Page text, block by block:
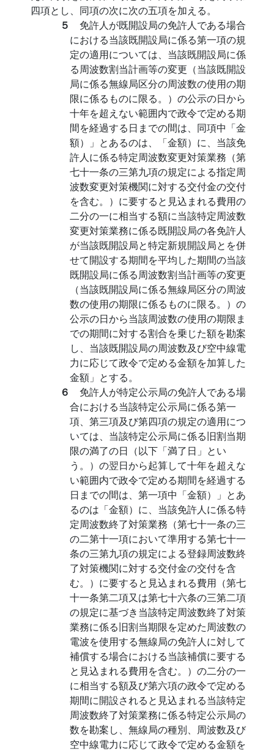
四項とし、同項の次に次の五項を加える。
５ 免許人が既開設局の免許人である場合
における当該既開設局に係る第一項の規
定の適用については、当該既開設局に係
る周波数割当計画等の変更（当該既開設
局に係る無線局区分の周波数の使用の期
限に係るものに限る。）の公示の日から
十年を超えない範囲内で政令で定める期
間を経過する日までの間は、同項中「金
額）」とあるのは、「金額）に、当該免
許人に係る特定周波数変更対策業務（第
七十一条の三第九項の規定による指定周
波数変更対策機関に対する交付金の交付
を含む。）に要すると見込まれる費用の
二分の一に相当する額に当該特定周波数
変更対策業務に係る既開設局の各免許人
が当該既開設局と特定新規開設局とを併
せて開設する期間を平均した期間の当該
既開設局に係る周波数割当計画等の変更
（当該既開設局に係る無線局区分の周波
数の使用の期限に係るものに限る。）の
公示の日から当該周波数の使用の期限ま
での期間に対する割合を乗じた額を勘案
し、当該既開設局の周波数及び空中線電
力に応じて政令で定める金額を加算した
金額」とする。
６ 免許人が特定公示局の免許人である場
合における当該特定公示局に係る第一
項、第三項及び第四項の規定の適用につ
いては、当該特定公示局に係る旧割当期
限の満了の日（以下「満了日」とい
う。）の翌日から起算して十年を超えな
い範囲内で政令で定める期間を経過する
日までの間は、第一項中「金額）」とあ
るのは「金額）に、当該免許人に係る特
定周波数終了対策業務（第七十一条の三
の二第十一項において準用する第七十一
条の三第九項の規定による登録周波数終
了対策機関に対する交付金の交付を含
む。）に要すると見込まれる費用（第七
十一条第二項又は第七十六条の三第二項
の規定に基づき当該特定周波数終了対策
業務に係る旧割当期限を定めた周波数の
電波を使用する無線局の免許人に対して
補償する場合における当該補償に要する
と見込まれる費用を含む。）の二分の一
に相当する額及び第六項の政令で定める
期間に開設されると見込まれる当該特定
周波数終了対策業務に係る特定公示局の
数を勘案し、無線局の種別、周波数及び
空中線電力に応じて政令で定める金額を